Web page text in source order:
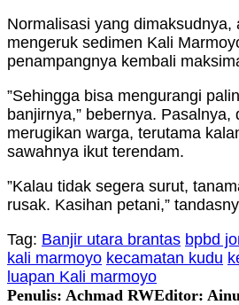
Normalisasi yang dimaksudnya,
mengeruk sedimen Kali
penampangnya kembali
”Sehingga bisa mengurangi
banjirnya,” bebernya.
merugikan warga, terutama
sawahnya ikut terendam.
”Kalau tidak segera surut,
rusak. Kasihan petani,”
Tag: Banjir utara brantas bpbd
kali marmoyo kecamatan kudu
luapan Kali marmoyo
Penulis: Achmad RWEditor: